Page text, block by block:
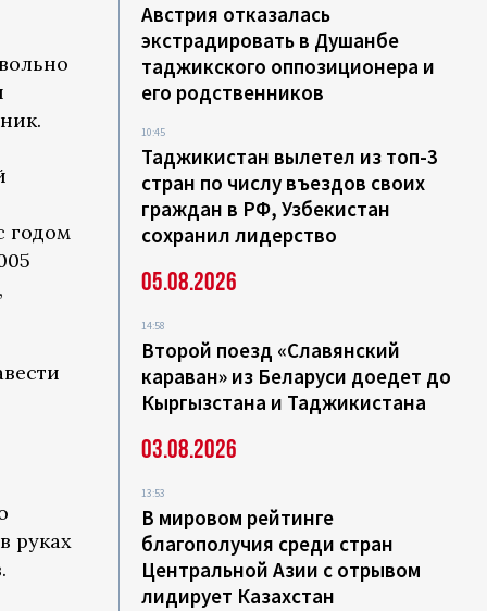
годом
руках
Австрия отказалась
экстрадировать в Душанбе
таджикского оппозиционера и
его родственников
10:45
Таджикистан вылетел из топ-3
стран по числу въездов своих
граждан в РФ, Узбекистан
сохранил лидерство
05.08.2026
14:58
Второй поезд «Славянский
караван» из Беларуси доедет до
Кыргызстана и Таджикистана
03.08.2026
13:53
В мировом рейтинге
благополучия среди стран
Центральной Азии с отрывом
лидирует Казахстан